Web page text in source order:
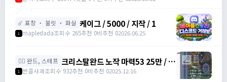
☄️ 표창 ・ 불릿 ・ 화살 케이그 / 5000 / 지작 / 1
1 mapledada조회수 265추천 0비추천 02026.06.25
🧙‍♀️ 완드, 스테프 크리스탈완드 노작 마력53 25만 / 마
력52 15만 팝니다 / 250000 / 마력
1 썬콜사과조회수 932추천 0비추천 02025.12.16